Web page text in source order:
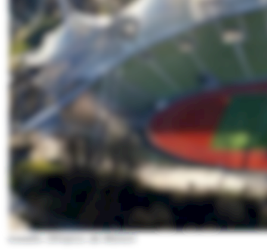
Estadio Olímpico de Múnich